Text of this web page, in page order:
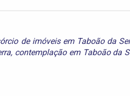
de imóveis em Taboão da
, contemplação em Taboão da